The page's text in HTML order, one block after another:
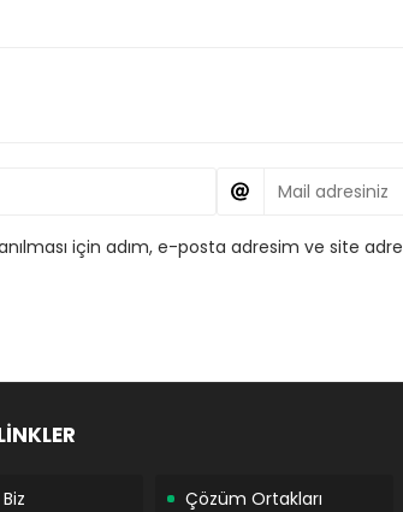
için adım, e-posta adresim ve site
Çözüm Ortakları